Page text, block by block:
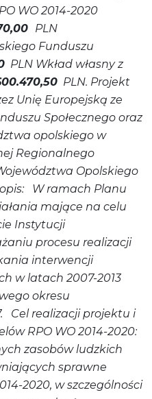
WO 2014-2020
PLN
Funduszu
PLN Wkład własny z
PLN. Projekt
Unię Europejską ze
Społecznego oraz
opolskiego w
Regionalnego
Opolskiego
W ramach Planu
mające na celu
Instytucji
procesu realizacji
interwencji
w latach 2007-2013
okresu
Cel realizacji projektu i
RPO WO 2014-2020:
zasobów ludzkich
sprawne
2020, w szczególności